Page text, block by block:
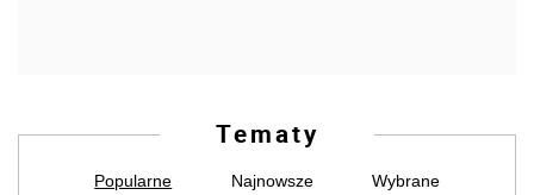
Tematy
Popularne Najnowsze Wybrane